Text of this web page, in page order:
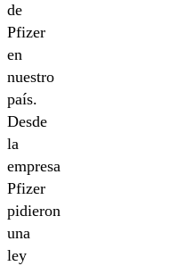
de
Pfizer
en
nuestro
país.
Desde
la
empresa
Pfizer
pidieron
una
ley